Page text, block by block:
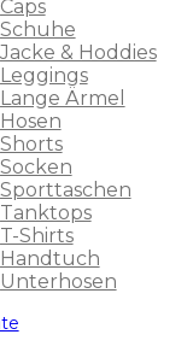
Caps
Schuhe
Jacke & Hoddies
Leggings
Lange Ärmel
Hosen
Shorts
Socken
Sporttaschen
Tanktops
T-Shirts
Handtuch
Unterhosen